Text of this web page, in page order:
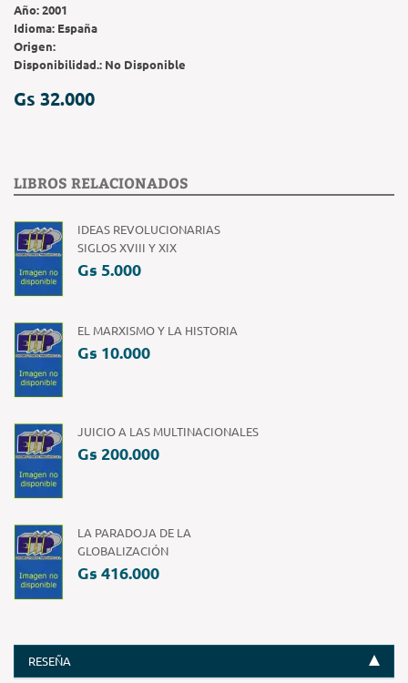
Año:2001
Idioma: España
Origen:
Disponibilidad.: No Disponible
Gs 32.000
LIBROS RELACIONADOS
IDEAS REVOLUCIONARIAS
SIGLOS XVIII Y XIX
Gs 5.000
EL MARXISMO Y LA HISTORIA
Gs 10.000
JUICIO A LAS MULTINACIONALES
Gs 200.000
LA PARADOJA DE LA
GLOBALIZACIÓN
Gs 416.000
RESEÑA